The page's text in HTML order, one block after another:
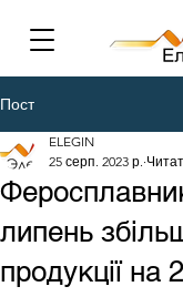
Пост
липень
продукції на
ELEGIN
25 серп. 2023 р.